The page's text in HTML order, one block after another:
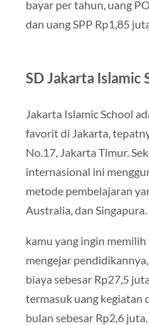
bayar per tahun, uang
dan uang SPP Rp1,85
SD Jakarta Islamic
Jakarta Islamic School
favorit di Jakarta,
No.17, Jakarta Timur.
internasional ini
metode pembelajaran
Australia, dan Singapura.
kamu yang ingin
mengejar
biaya sebesar Rp27,5
termasuk uang kegiatan
bulan sebesar Rp2,6 juta.